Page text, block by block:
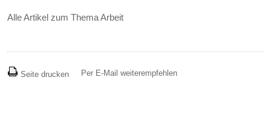
Alle Artikel zum Thema Arbeit
Seite drucken Per E-Mail weiterempfehlen